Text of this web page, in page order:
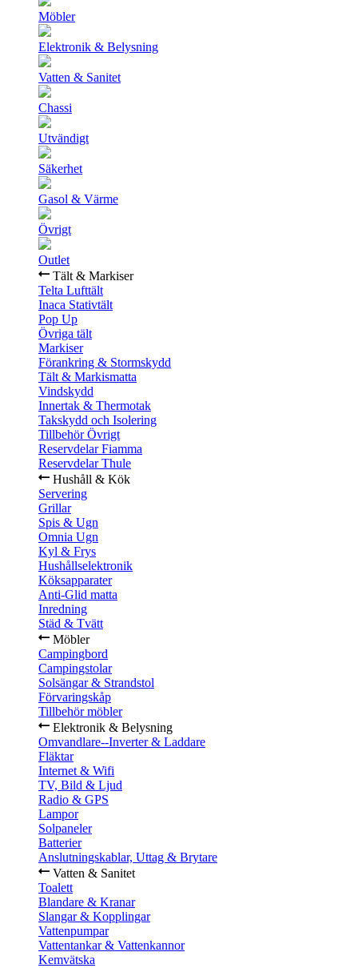
Möbler
Elektronik & Belysning
Vatten & Sanitet
Chassi
Utvändigt
Säkerhet
Gasol & Värme
Övrigt
Outlet
Tält & Markiser
Telta Lufttält
Inaca Stativtält
Pop Up
Övriga tält
Markiser
Förankring & Stormskydd
Tält & Markismatta
Vindskydd
Innertak & Thermotak
Takskydd och Isolering
Tillbehör Övrigt
Reservdelar Fiamma
Reservdelar Thule
Hushåll & Kök
Servering
Grillar
Spis & Ugn
Omnia Ugn
Kyl & Frys
Hushållselektronik
Köksapparater
Anti-Glid matta
Inredning
Städ & Tvätt
Möbler
Campingbord
Campingstolar
Solsängar & Strandstol
Förvaringskåp
Tillbehör möbler
Elektronik & Belysning
Omvandlare--Inverter & Laddare
Fläktar
Internet & Wifi
TV, Bild & Ljud
Radio & GPS
Lampor
Solpaneler
Batterier
Anslutningskablar, Uttag & Brytare
Vatten & Sanitet
Toalett
Blandare & Kranar
Slangar & Kopplingar
Vattenpumpar
Vattentankar & Vattenkannor
Kemvätska